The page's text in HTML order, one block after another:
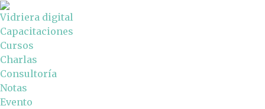
Vidriera digital
Capacitaciones
Cursos
Charlas
Consultoría
Notas
Evento